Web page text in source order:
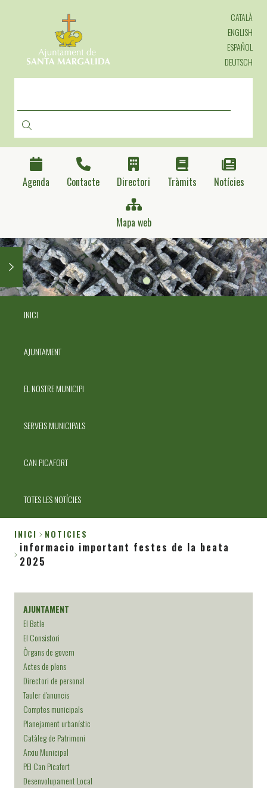
CATALÀ
ENGLISH
ESPAÑOL
DEUTSCH
Agenda Contacte Directori Tràmits Notícies
Mapa web
INICI
AJUNTAMENT
EL NOSTRE MUNICIPI
SERVEIS MUNICIPALS
CAN PICAFORT
TOTES LES NOTÍCIES
Fil
d'Ariadna
INICI NOTICIES
informacio important festes de la beata
2025
AJUNTAMENT
El Batle
El Consistori
Òrgans de govern
Actes de plens
Directori de personal
Tauler d'anuncis
Comptes municipals
Planejament urbanístic
Catàleg de Patrimoni
Arxiu Municipal
PEI Can Picafort
Desenvolupament Local